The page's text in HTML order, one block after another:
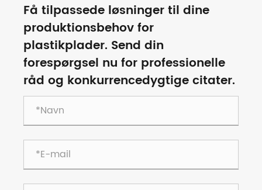
Få tilpassede løsninger til dine
produktionsbehov for
plastikplader. Send din
forespørgsel nu for professionelle
råd og konkurrencedygtige citater.